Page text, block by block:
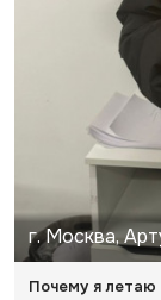
г. Москва,
Почему я летаю